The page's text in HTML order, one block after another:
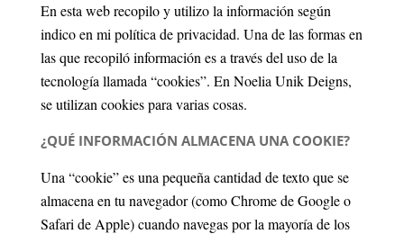
En esta web recopilo y utilizo la información según
indico en mi política de privacidad. Una de las formas en
las que recopiló información es a través del uso de la
tecnología llamada “cookies”. En Noelia Unik Deigns,
se utilizan cookies para varias cosas.
¿QUÉ INFORMACIÓN ALMACENA UNA COOKIE?
Una “cookie” es una pequeña cantidad de texto que se
almacena en tu navegador (como Chrome de Google o
Safari de Apple) cuando navegas por la mayoría de los